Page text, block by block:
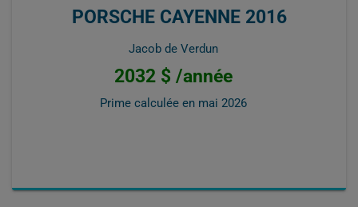
PORSCHE CAYENNE 2016
Jacob de Verdun
2032 $ /année
Prime calculée en mai 2026